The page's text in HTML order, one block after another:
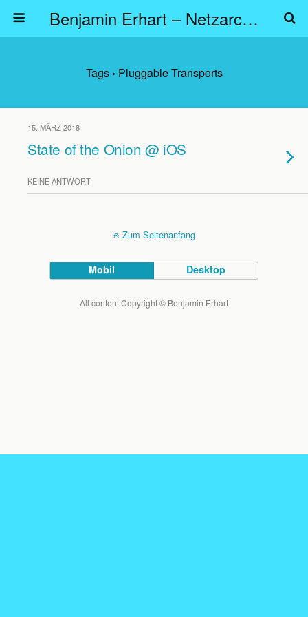
Benjamin Erhart – Netzarchitekt
Tags › Pluggable Transports
15. MÄRZ 2018
State of the Onion @ iOS
KEINE ANTWORT
Zum Seitenanfang
Mobil Desktop
All content Copyright © Benjamin Erhart